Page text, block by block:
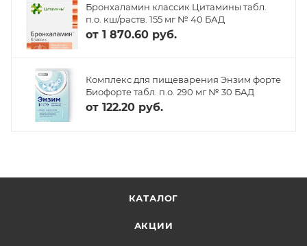
Бронхаламин классик Цитамины табл.
п.о. кш/раств. 155 мг № 40 БАД
от 1 870.60 руб.
Комплекс для пищеварения Энзим форте
Биофорте табл. п.о. 290 мг № 30 БАД
от 122.20 руб.
КАТАЛОГ
АКЦИИ